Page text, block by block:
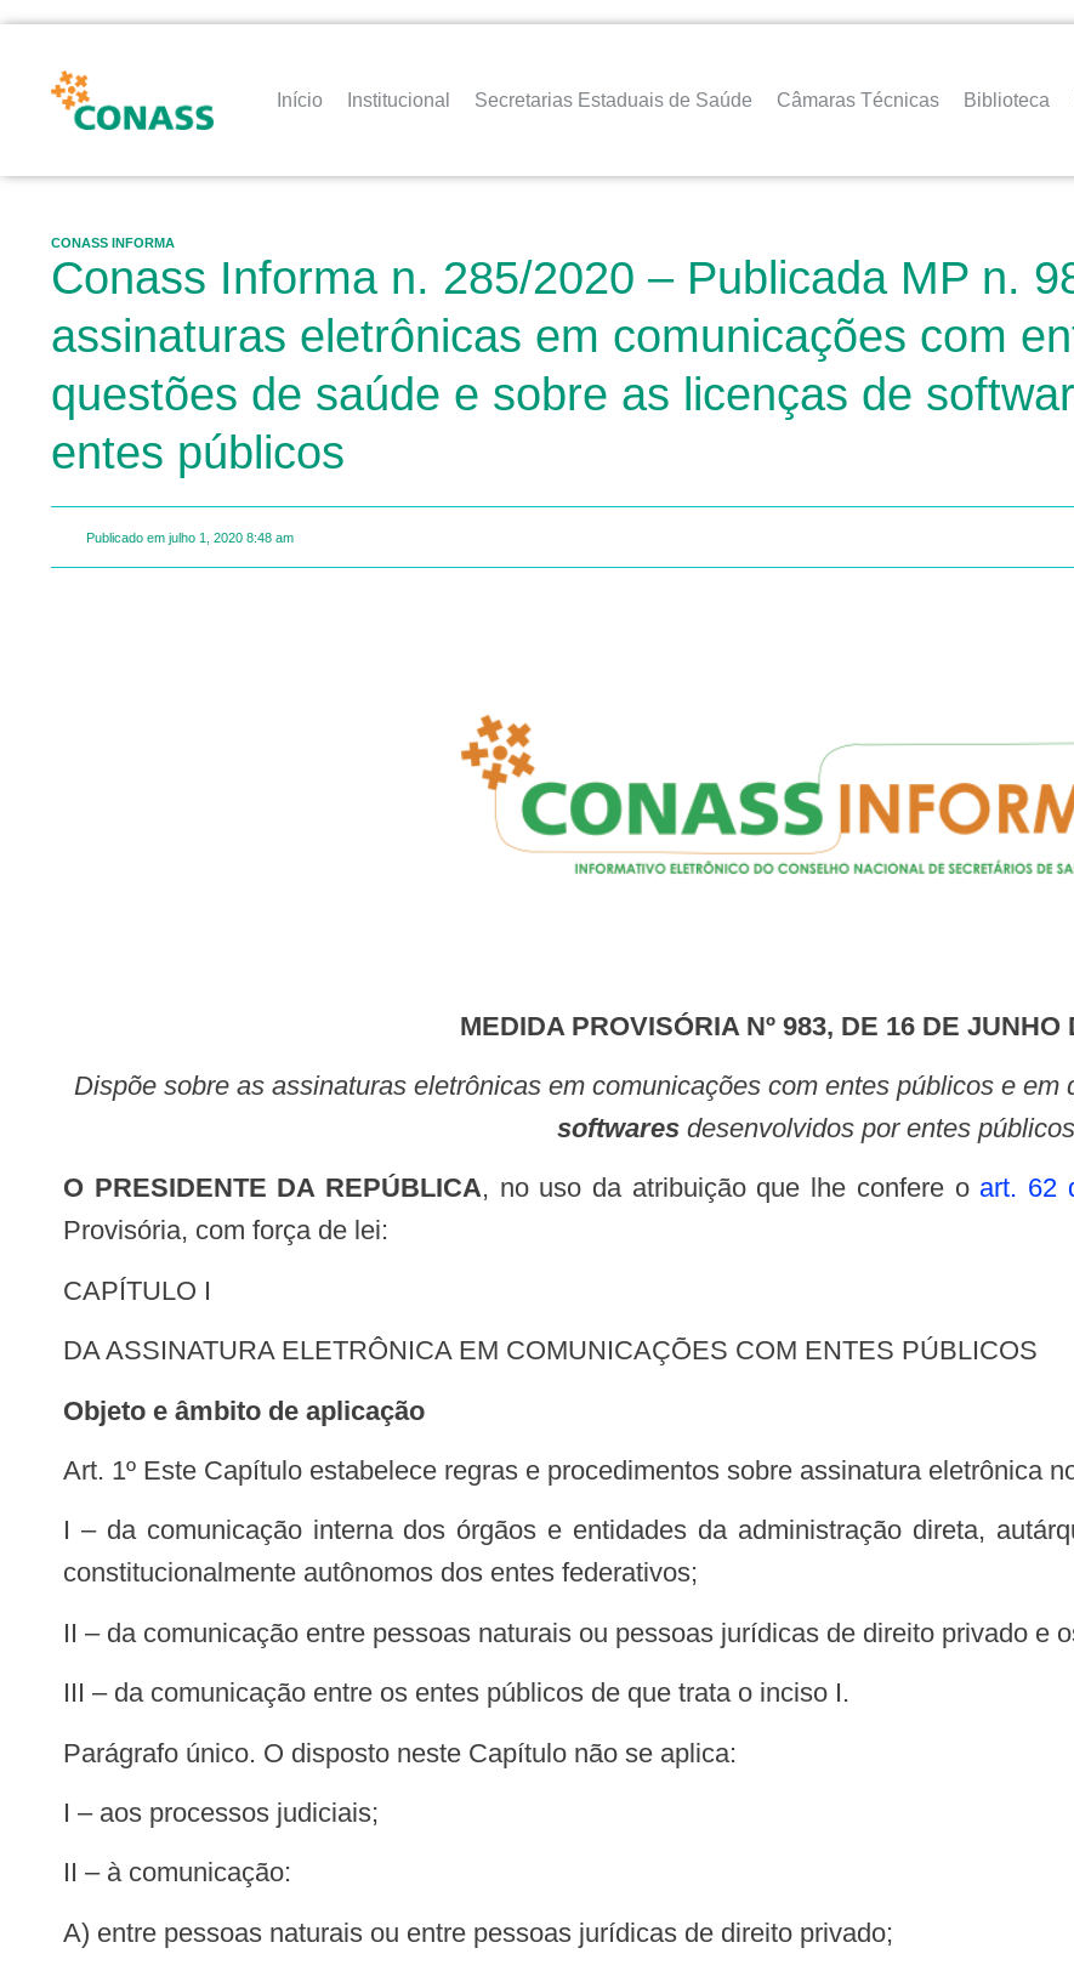
Início Institucional Secretarias Estaduais de Saúde Câmaras Técnicas Biblioteca
CONASS INFORMA
Conass Informa n. 285/2020 – Publicada MP n.
assinaturas eletrônicas em comunicações com
questões de saúde e sobre as licenças de
entes públicos
Publicado em julho 1, 2020 8:48 am
MEDIDA PROVISÓRIA Nº 983, DE 16 DE JUNHO
Dispõe sobre as assinaturas eletrônicas em comunicações com entes públicos e
softwares desenvolvidos por entes públicos
O PRESIDENTE DA REPÚBLICA, no uso da atribuição que lhe confere oart. 62
Provisória, com força de lei:
CAPÍTULO I
DA ASSINATURA ELETRÔNICA EM COMUNICAÇÕES COM ENTES PÚBLICOS
Objeto e âmbito de aplicação
Art. 1º Este Capítulo estabelece regras e procedimentos sobre assinatura eletrônica
I – da comunicação interna dos órgãos e entidades da administração direta, autárquica e fundacional dos Poderes e órgãos
constitucionalmente autônomos dos entes federativos;
II – da comunicação entre pessoas naturais ou pessoas jurídicas de direito privado e
III – da comunicação entre os entes públicos de que trata o inciso I.
Parágrafo único. O disposto neste Capítulo não se aplica:
I – aos processos judiciais;
II – à comunicação:
a) entre pessoas naturais ou entre pessoas jurídicas de direito privado;